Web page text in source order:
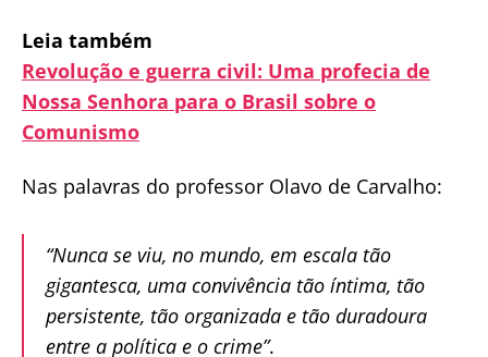
Leia também
Revolução e guerra civil: Uma profecia de
Nossa Senhora para o Brasil sobre o
Comunismo
Nas palavras do professor Olavo de Carvalho:
“Nunca se viu, no mundo, em escala tão
gigantesca, uma convivência tão íntima, tão
persistente, tão organizada e tão duradoura
entre a política e o crime”.